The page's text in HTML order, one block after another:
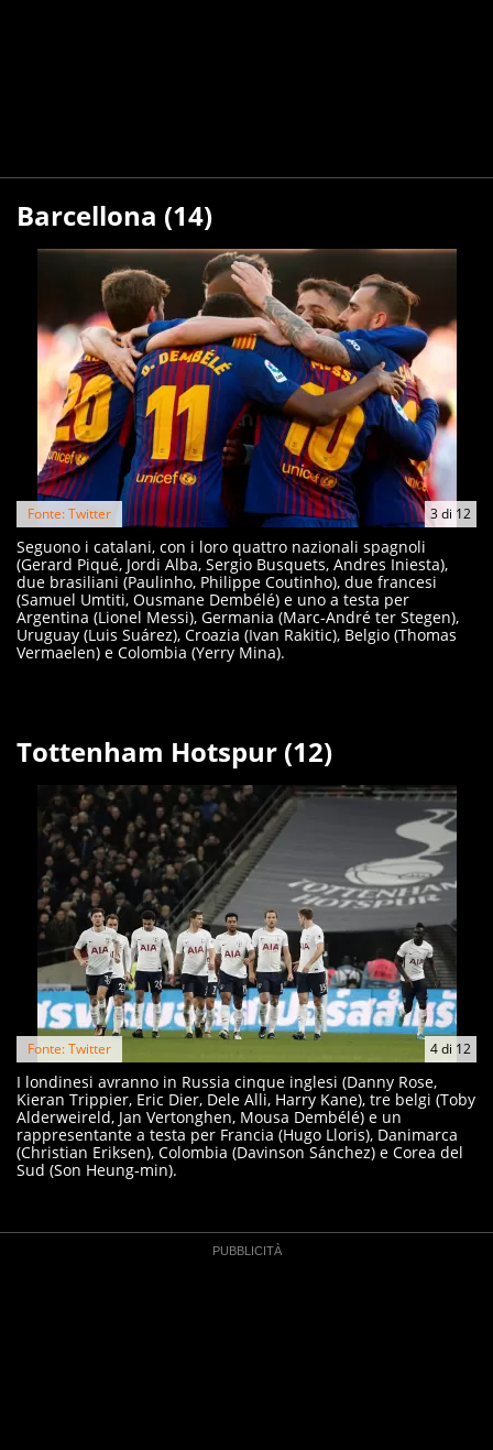
Barcellona (14)
3di 12
Fonte: Twitter
Seguono i catalani, con i loro quattro nazionali spagnoli
(Gerard Piqué, Jordi Alba, Sergio Busquets, Andres Iniesta),
due brasiliani (Paulinho, Philippe Coutinho), due francesi
(Samuel Umtiti, Ousmane Dembélé) e uno a testa per
Argentina (Lionel Messi), Germania (Marc-André ter Stegen),
Uruguay (Luis Suárez), Croazia (Ivan Rakitic), Belgio (Thomas
Vermaelen) e Colombia (Yerry Mina).
Tottenham Hotspur (12)
4di 12
Fonte: Twitter
I londinesi avranno in Russia cinque inglesi (Danny Rose,
Kieran Trippier, Eric Dier, Dele Alli, Harry Kane), tre belgi (Toby
Alderweireld, Jan Vertonghen, Mousa Dembélé) e un
rappresentante a testa per Francia (Hugo Lloris), Danimarca
(Christian Eriksen), Colombia (Davinson Sánchez) e Corea del
Sud (Son Heung-min).